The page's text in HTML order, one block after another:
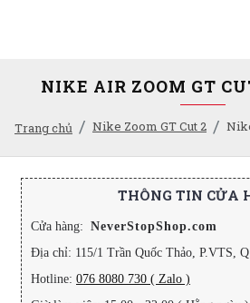
Trang chủ Nike Zoom GT Cut 2
NIKE AIR ZOOM GT
THÔNG TIN CỬA
Cửa hàng: NeverStopShop.com
Địa chỉ: 115/1 Trần Quốc Thảo, P.VTS,
Hotline: 076 8080 730 ( Zalo )